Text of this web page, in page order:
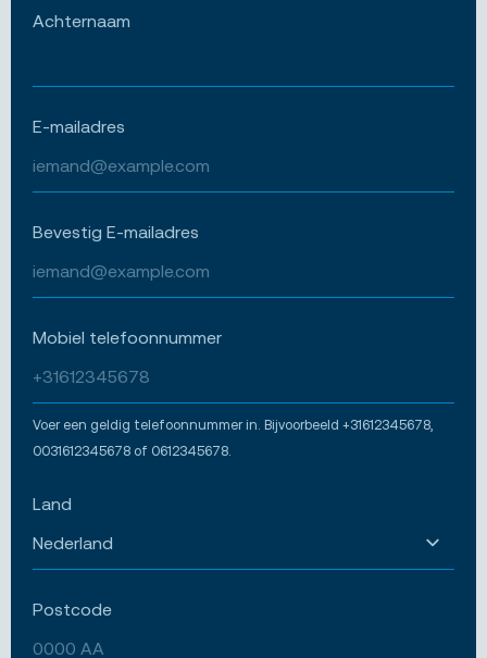
Achternaam
E-mailadres
Bevestig E-mailadres
Mobiel telefoonnummer
Voer een geldig telefoonnummer in. Bijvoorbeeld +31612345678,
0031612345678 of 0612345678.
Land
Postcode